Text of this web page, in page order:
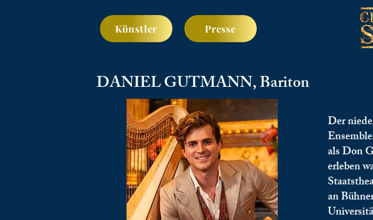
Künstler Presse
DANIEL GUTMANN, Bariton
Der
als Don
erleben
an